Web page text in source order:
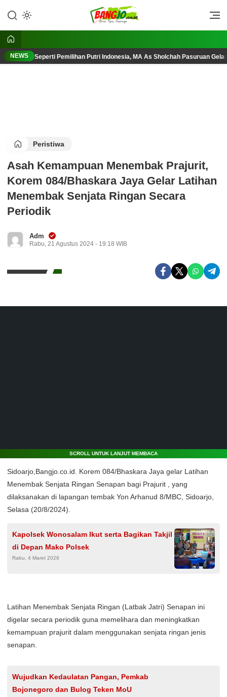
konten
Bangjo.co.id
Berani, Tegas, Terpercaya
NEWS Seperti Pemilihan Putri Indonesia, MA As Sholchah Pasuruan
Peristiwa
Asah Kemampuan Menembak Prajurit,
Korem 084/Bhaskara Jaya Gelar Latihan
Menembak Senjata Ringan Secara
Periodik
Adm
Rabu, 21 Agustus 2024 - 19:18 WIB
SCROLL UNTUK LANJUT MEMBACA
Sidoarjo,Bangjo.co.id. Korem 084/Bhaskara Jaya gelar Latihan
Menembak Senjata Ringan Senapan bagi Prajurit , yang
dilaksanakan di lapangan tembak Yon Arhanud 8/MBC, Sidoarjo,
Selasa (20/8/2024).
Kapolsek Wonosalam Ikut serta Bagikan Takjil
di Depan Mako Polsek
Rabu, 4 Maret 2026
Latihan Menembak Senjata Ringan (Latbak Jatri) Senapan ini
digelar secara periodik guna memelihara dan meningkatkan
kemampuan prajurit dalam menggunakan senjata ringan jenis
senapan.
Wujudkan Kedaulatan Pangan, Pemkab
Bojonegoro dan Bulog Teken MoU